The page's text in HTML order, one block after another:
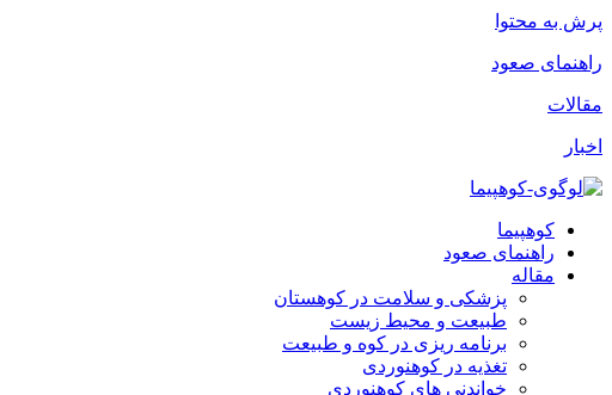
پرش به محتوا
راهنمای صعود
مقالات
اخبار
کوهپیما
راهنمای صعود
مقاله
پزشکی و سلامت در کوهستان
طبیعت و محیط زیست
برنامه ریزی در کوه و طبیعت
تغذیه در کوهنوردی
خواندنی های کوهنوردی